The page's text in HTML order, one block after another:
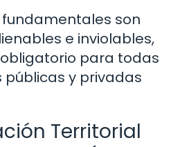
son
e inviolables,
para todas
públicas y privadas
Territorial